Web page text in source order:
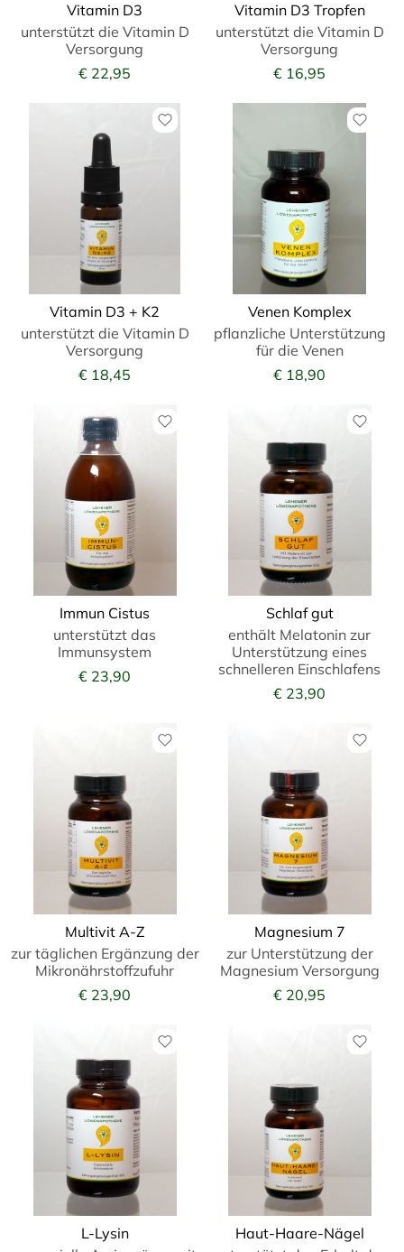
Vitamin D3
unterstützt die Vitamin D
Versorgung
€ 22,95
Vitamin D3 Tropfen
unterstützt die Vitamin D
Versorgung
€ 16,95
Vitamin D3 + K2
unterstützt die Vitamin D
Versorgung
€ 18,45
Venen Komplex
pflanzliche Unterstützung
für die Venen
€ 18,90
Immun Cistus
unterstützt das
Immunsystem
€ 23,90
Schlaf gut
enthält Melatonin zur
Unterstützung eines
schnelleren Einschlafens
€ 23,90
Multivit A-Z
zur täglichen Ergänzung der
Mikronährstoffzufuhr
€ 23,90
Magnesium 7
zur Unterstützung der
Magnesium Versorgung
€ 20,95
L-Lysin
Haut-Haare-Nägel